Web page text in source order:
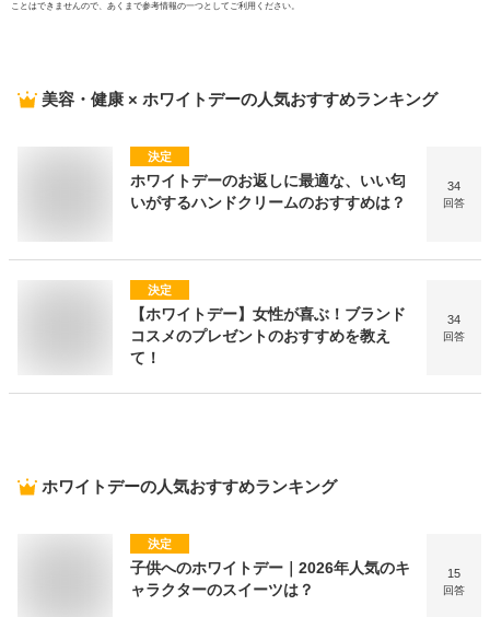
ことはできませんので、あくまで参考情報の一つとしてご利用ください。
美容・健康 × ホワイトデーの人気おすすめランキング
決定
ホワイトデーのお返しに最適な、いい匂
いがするハンドクリームのおすすめは？
34
回答
決定
【ホワイトデー】女性が喜ぶ！ブランド
コスメのプレゼントのおすすめを教え
て！
34
回答
ホワイトデーの人気おすすめランキング
決定
子供へのホワイトデー｜2026年人気のキ
ャラクターのスイーツは？
15
回答